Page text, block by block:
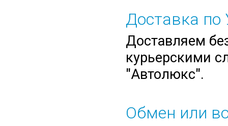
Доставка по
Доставляем
курьерскими
"Автолюкс".
Обмен или